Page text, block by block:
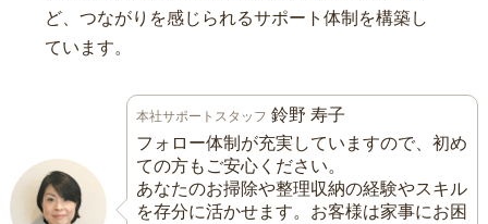
ど、つながりを感じられるサポート体制を構築し
ています。
本社サポートスタッフ 鈴野 寿子
フォロー体制が充実していますので、初め
ての方もご安心ください。
あなたのお掃除や整理収納の経験やスキル
を存分に活かせます。お客様は家事にお困